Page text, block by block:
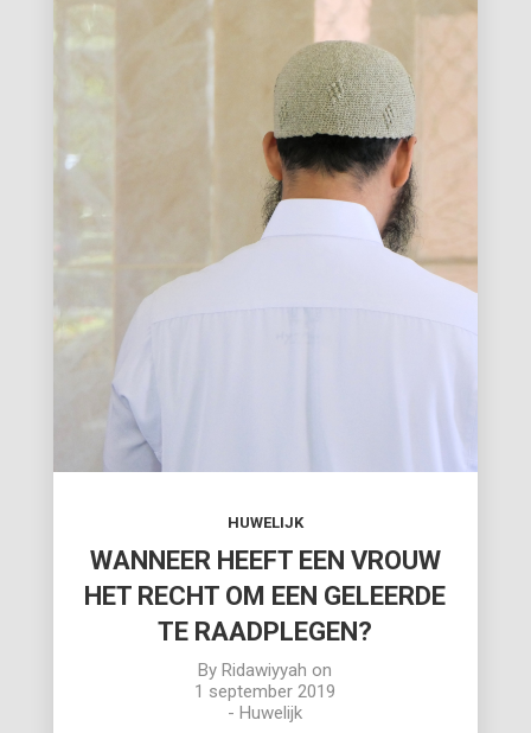
HUWELIJK
WANNEER HEEFT EEN VROUW
HET RECHT OM EEN GELEERDE
TE RAADPLEGEN?
ByRidawiyyah on
1 september 2019
-Huwelijk